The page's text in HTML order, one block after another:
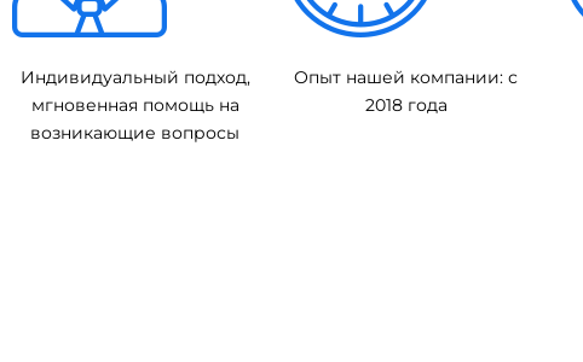
Индивидуальный подход,
мгновенная помощь на
возникающие вопросы
Опыт нашей компании: с
2018 года